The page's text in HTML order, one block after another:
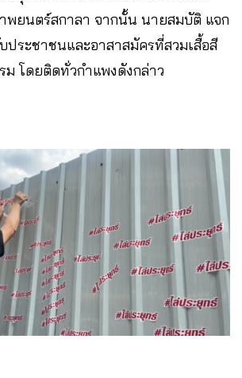
พยนตร์สกาลา จากนั้น นายสมบัติ แจก
ประชาชนและอาสาสมัครที่สวมเสื้อสี
ม โดยติดทั่วกำแพงดังกล่าว